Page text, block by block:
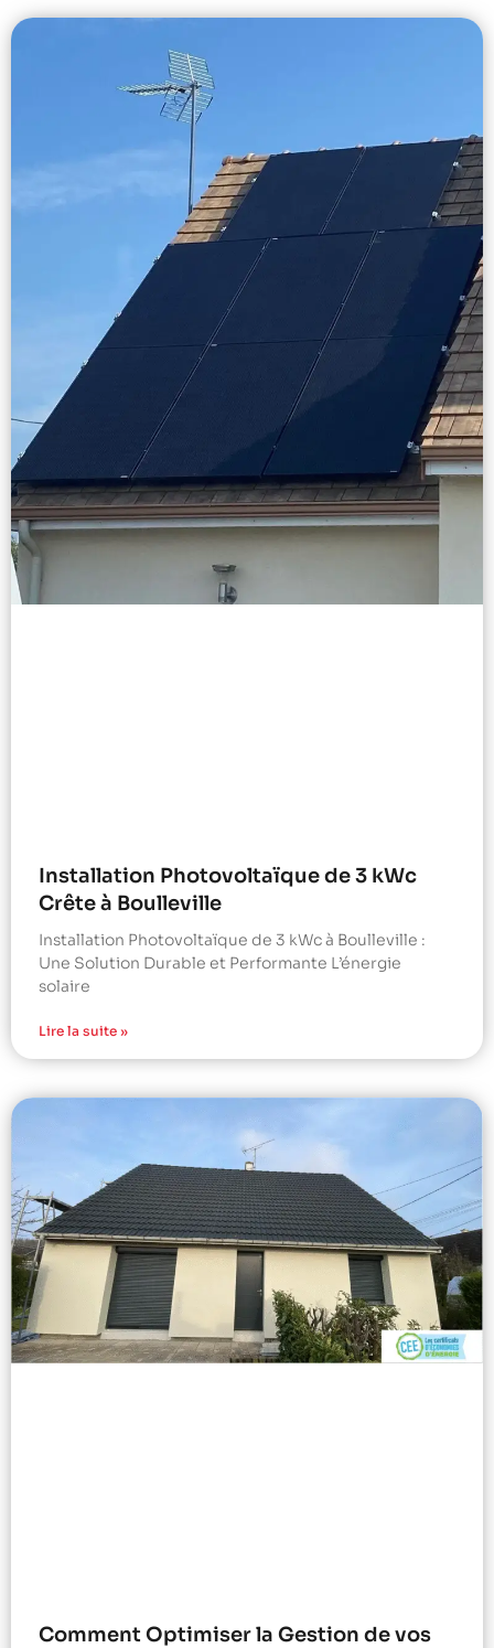
Installation Photovoltaïque de 3 kWc
Crête à Boulleville
Installation Photovoltaïque de 3 kWc à Boulleville :
Une Solution Durable et Performante L’énergie
solaire
Lire la suite »
Comment Optimiser la Gestion de vos